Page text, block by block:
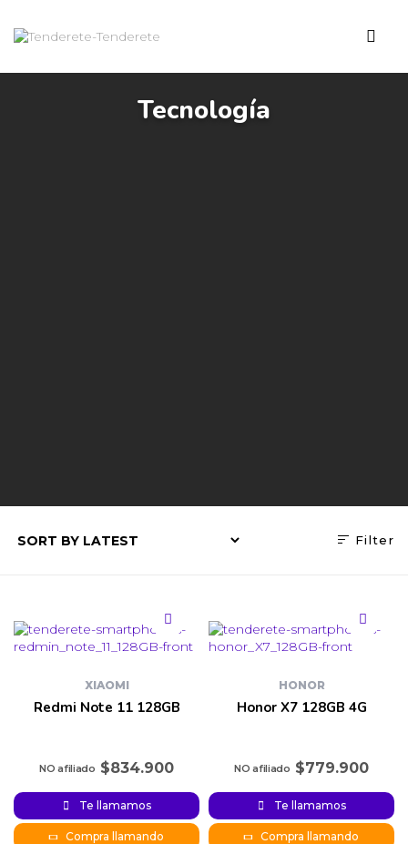
Tecnología
Filter
XIAOMI
Redmi Note 11 128GB
$834.900
Te llamamos
Compra llamando
HONOR
Honor X7 128GB 4G
$779.900
Te llamamos
Compra llamando